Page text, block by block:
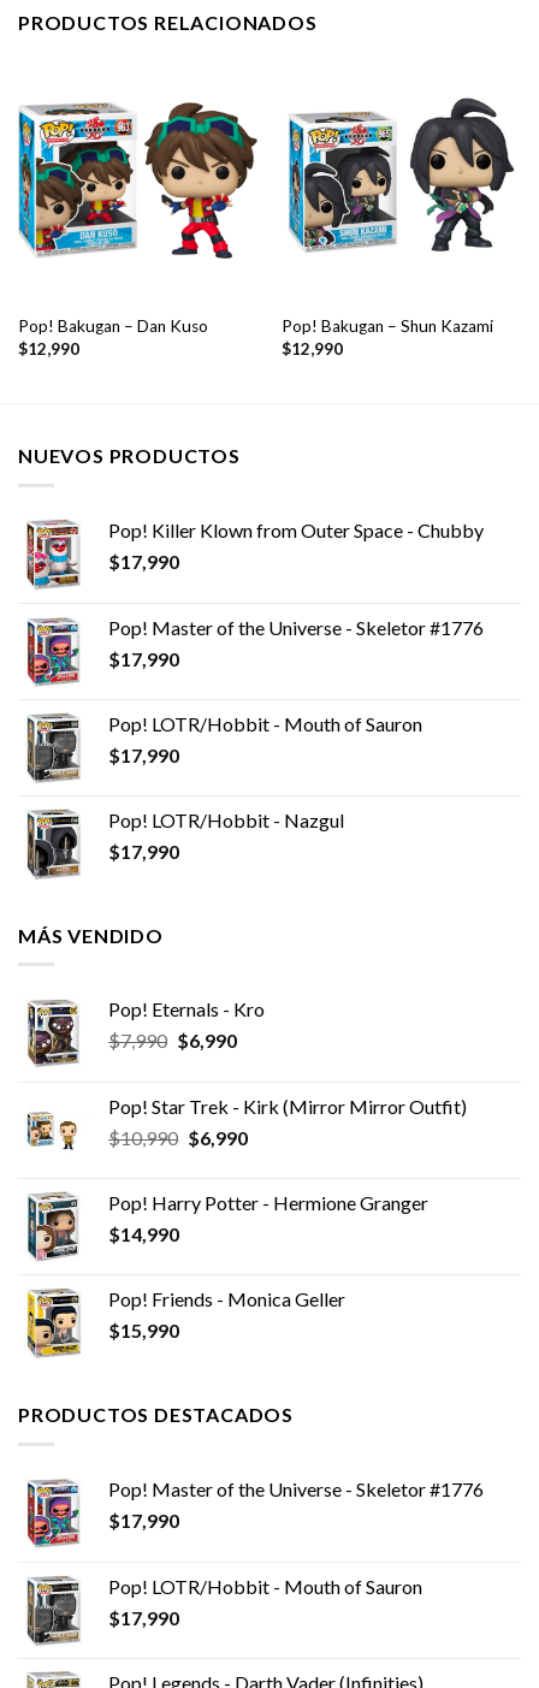
PRODUCTOS RELACIONADOS
Pop! Bakugan – Dan Kuso
$12,990
Pop! Bakugan – Shun Kazami
$12,990
NUEVOS PRODUCTOS
Pop! Killer Klown from Outer Space - Chubby
$17,990
Pop! Master of the Universe - Skeletor #1776
$17,990
Pop! LOTR/Hobbit - Mouth of Sauron
$17,990
Pop! LOTR/Hobbit - Nazgul
$17,990
MÁS VENDIDO
Pop! Eternals - Kro
$7,990 El
era:
$7,990.
$6,990El
es:
$6,990.
Pop! Star Trek - Kirk (Mirror Mirror Outfit)
$10,990 El
era:
$6,990El
es:
Pop! Harry Potter - Hermione Granger
$14,990
Pop! Friends - Monica Geller
$15,990
PRODUCTOS DESTACADOS
Pop! Master of the Universe - Skeletor #1776
$17,990
Pop! LOTR/Hobbit - Mouth of Sauron
$17,990
Pop! Legends - Darth Vader (Infinities)